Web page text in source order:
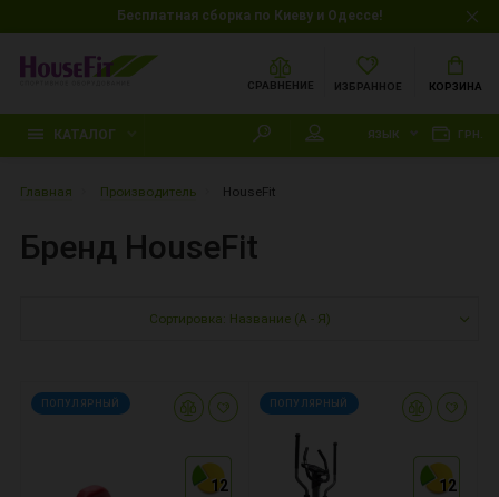
Бесплатная сборка по Киеву и Одессе!
СРАВНЕНИЕ ИЗБРАННОЕ КОРЗИНА
КАТАЛОГ ЯЗЫК ГРН.
Главная Производитель HouseFit
Бренд HouseFit
Сортировка: Название (А - Я)
12
12
12
ПОПУЛЯРНЫЙ
12
12
12
ПОПУЛЯРНЫЙ